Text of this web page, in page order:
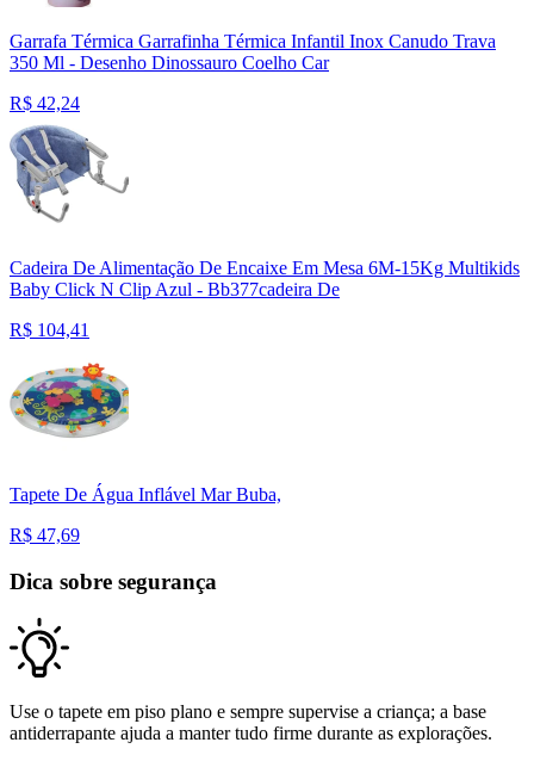
Garrafa Térmica Garrafinha Térmica Infantil Inox Canudo Trava
350 Ml - Desenho Dinossauro Coelho Car
R$ 42,24
Cadeira De Alimentação De Encaixe Em Mesa 6M-15Kg Multikids
Baby Click N Clip Azul - Bb377cadeira De
R$ 104,41
Tapete De Água Inflável Mar Buba,
R$ 47,69
Dica sobre segurança
Use o tapete em piso plano e sempre supervise a criança; a base
antiderrapante ajuda a manter tudo firme durante as explorações.